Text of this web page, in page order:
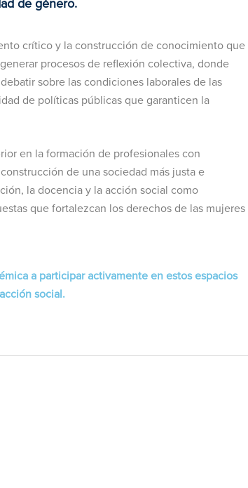
de género.
crítico y la construcción de conocimiento que
procesos de reflexión colectiva, donde
sobre las condiciones laborales de las
de políticas públicas que garanticen la
en la formación de profesionales con
de una sociedad más justa e
la docencia y la acción social como
que fortalezcan los derechos de las mujeres
a participar activamente en estos espacios
social.